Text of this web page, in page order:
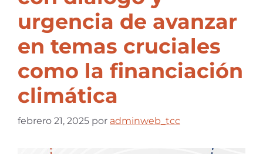
urgencia de avanzar
en temas cruciales
como la financiación
climática
febrero 21, 2025 por adminweb_tcc